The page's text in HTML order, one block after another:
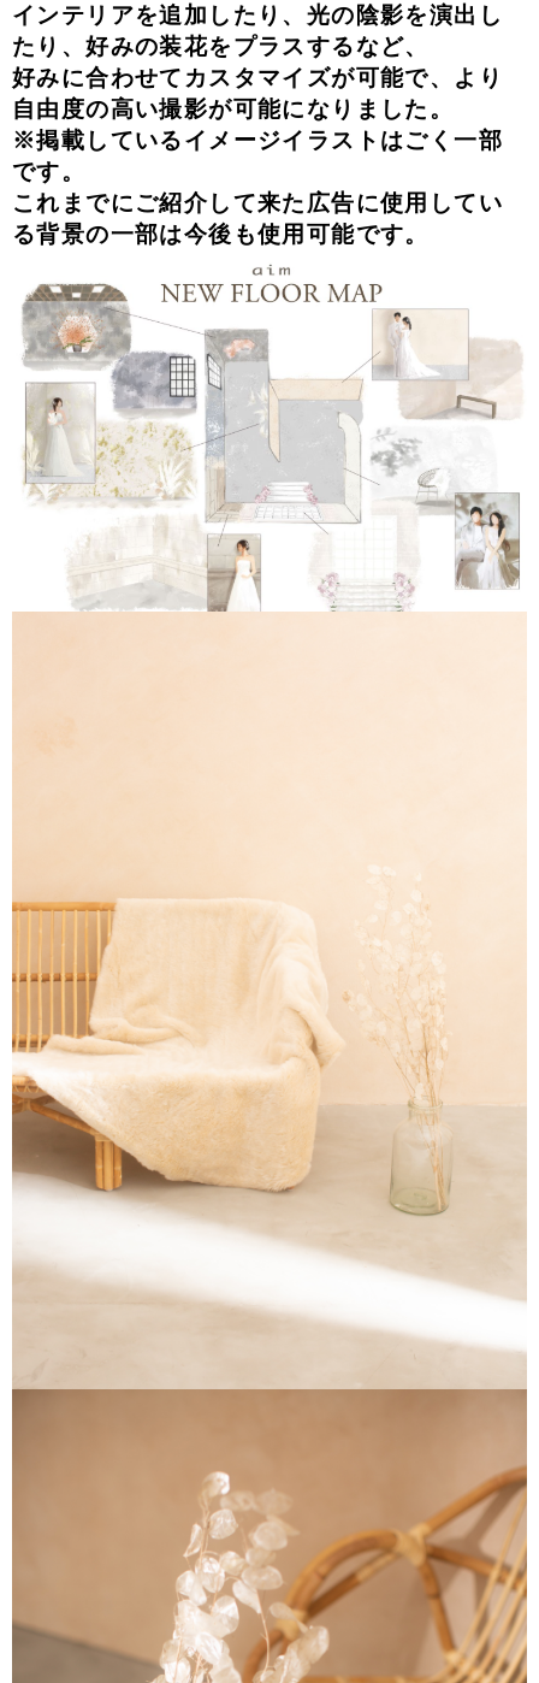
インテリアを追加したり、光の陰影を演出し
たり、好みの装花をプラスするなど、
好みに合わせてカスタマイズが可能で、より
自由度の高い撮影が可能になりました。
※掲載しているイメージイラストはごく一部
です。
これまでにご紹介して来た広告に使用してい
る背景の一部は今後も使用可能です。